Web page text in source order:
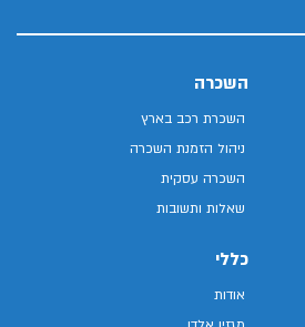
השכרה
השכרת רכב בארץ
ניהול הזמנת השכרה
השכרה עסקית
שאלות ותשובות
כללי
אודות